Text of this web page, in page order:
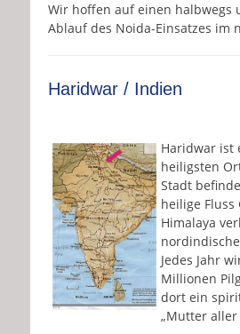
Wir hoffen auf einen halbwegs
Ablauf des Noida-Einsatzes im
Haridwar / Indien
Haridwar ist
heiligsten
Stadt
heilige Fluss
Himalaya
Jedes Jahr
Millionen
dort ein
„Mutter aller